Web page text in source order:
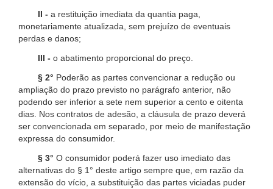
II - a restituição imediata da quantia paga,
monetariamente atualizada, sem prejuízo de eventuais
perdas e danos;
III - o abatimento proporcional do preço.
§ 2° Poderão as partes convencionar a redução ou
ampliação do prazo previsto no parágrafo anterior, não
podendo ser inferior a sete nem superior a cento e oitenta
dias. Nos contratos de adesão, a cláusula de prazo deverá
ser convencionada em separado, por meio de manifestação
expressa do consumidor.
§ 3° O consumidor poderá fazer uso imediato das
alternativas do § 1° deste artigo sempre que, em razão da
extensão do vício, a substituição das partes viciadas puder